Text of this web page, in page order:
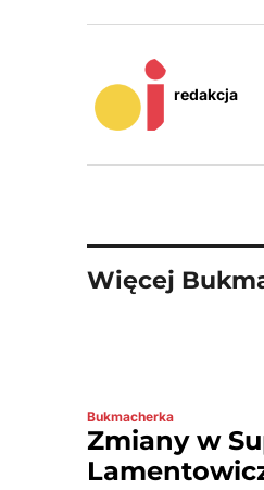
redakcja
Więcej
Bukmacherka
Zmiany w